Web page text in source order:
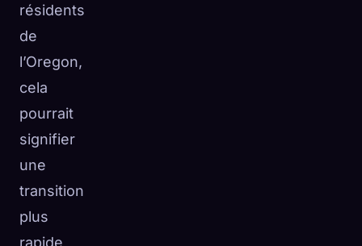
résidents
de
l’Oregon,
cela
pourrait
signifier
une
transition
plus
rapide